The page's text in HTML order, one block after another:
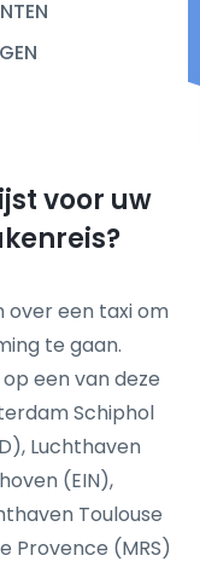
voor uw
over een taxi om
te gaan.
een van deze
Schiphol
Luchthaven
(EIN),
Toulouse
Provence (MRS)